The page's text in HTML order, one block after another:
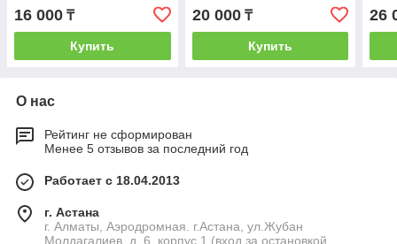
16 000 ₸
Купить
20 000₸
Купить
26
О нас
Рейтинг не сформирован
Менее 5 отзывов за последний год
Работает с 18.04.2013
г. Астана
г. Алматы, Аэродромная. г.Астана, ул.Жубан
Молдагалиев, д. 6, корпус 1.(вход за остановкой